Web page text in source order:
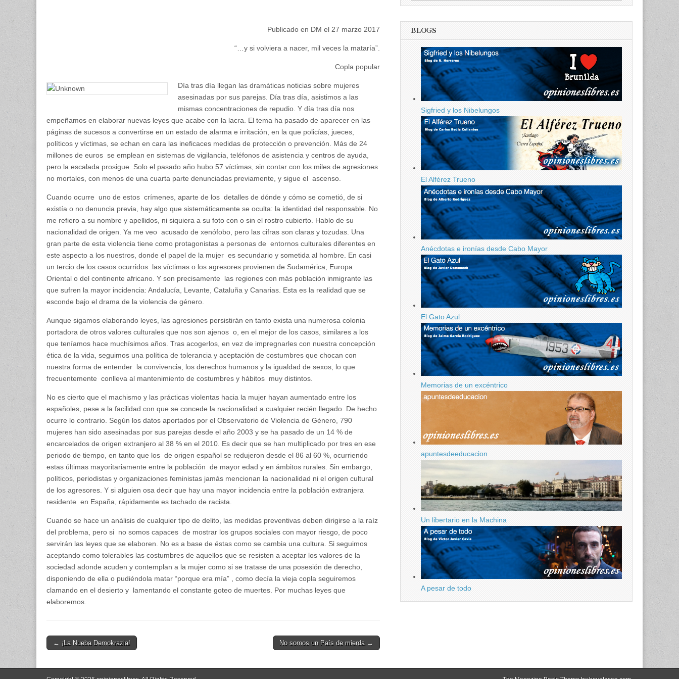
Publicado en DM el 27 marzo 2017
“…y si volviera a nacer, mil veces la mataría”.
Copla popular
Día tras día llegan las dramáticas noticias sobre mujeres
asesinadas por sus parejas. Día tras día, asistimos a las
mismas concentraciones de repudio. Y día tras día nos
empeñamos en elaborar nuevas leyes que acabe con la lacra. El tema ha pasado de aparecer en las
páginas de sucesos a convertirse en un estado de alarma e irritación, en la que policías, jueces,
políticos y víctimas, se echan en cara las ineficaces medidas de protección o prevención. Más de 24
millones de euros se emplean en sistemas de vigilancia, teléfonos de asistencia y centros de ayuda,
pero la escalada prosigue. Solo el pasado año hubo 57 víctimas, sin contar con los miles de agresiones
no mortales, con menos de una cuarta parte denunciadas previamente, y sigue el ascenso.
Cuando ocurre uno de estos crímenes, aparte de los detalles de dónde y cómo se cometió, de si
existía o no denuncia previa, hay algo que sistemáticamente se oculta: la identidad del responsable. No
me refiero a su nombre y apellidos, ni siquiera a su foto con o sin el rostro cubierto. Hablo de su
nacionalidad de origen. Ya me veo acusado de xenófobo, pero las cifras son claras y tozudas. Una
gran parte de esta violencia tiene como protagonistas a personas de entornos culturales diferentes en
este aspecto a los nuestros, donde el papel de la mujer es secundario y sometida al hombre. En casi
un tercio de los casos ocurridos las víctimas o los agresores provienen de Sudamérica, Europa
Oriental o del continente africano. Y son precisamente las regiones con más población inmigrante las
que sufren la mayor incidencia: Andalucía, Levante, Cataluña y Canarias. Esta es la realidad que se
esconde bajo el drama de la violencia de género.
Aunque sigamos elaborando leyes, las agresiones persistirán en tanto exista una numerosa colonia
portadora de otros valores culturales que nos son ajenos o, en el mejor de los casos, similares a los
que teníamos hace muchísimos años. Tras acogerlos, en vez de impregnarles con nuestra concepción
ética de la vida, seguimos una política de tolerancia y aceptación de costumbres que chocan con
nuestra forma de entender la convivencia, los derechos humanos y la igualdad de sexos, lo que
frecuentemente conlleva al mantenimiento de costumbres y hábitos muy distintos.
No es cierto que el machismo y las prácticas violentas hacia la mujer hayan aumentado entre los
españoles, pese a la facilidad con que se concede la nacionalidad a cualquier recién llegado. De hecho
ocurre lo contrario. Según los datos aportados por el Observatorio de Violencia de Género, 790
mujeres han sido asesinadas por sus parejas desde el año 2003 y se ha pasado de un 14 % de
encarcelados de origen extranjero al 38 % en el 2010. Es decir que se han multiplicado por tres en ese
periodo de tiempo, en tanto que los de origen español se redujeron desde el 86 al 60 %, ocurriendo
estas últimas mayoritariamente entre la población de mayor edad y en ámbitos rurales. Sin embargo,
políticos, periodistas y organizaciones feministas jamás mencionan la nacionalidad ni el origen cultural
de los agresores. Y si alguien osa decir que hay una mayor incidencia entre la población extranjera
residente en España, rápidamente es tachado de racista.
Cuando se hace un análisis de cualquier tipo de delito, las medidas preventivas deben dirigirse a la raíz
del problema, pero si no somos capaces de mostrar los grupos sociales con mayor riesgo, de poco
servirán las leyes que se elaboren. No es a base de éstas como se cambia una cultura. Si seguimos
aceptando como tolerables las costumbres de aquellos que se resisten a aceptar los valores de la
sociedad adonde acuden y contemplan a la mujer como si se tratase de una posesión de derecho,
disponiendo de ella o pudiéndola matar “porque era mía” , como decía la vieja copla seguiremos
clamando en el desierto y lamentando el constante goteo de muertes. Por muchas leyes que
elaboremos.
Post
← ¡La Nueba Demokrazia! No somos un País de mierda →
BLOGS
Sigfried y los Nibelungos
El Alférez Trueno
Anécdotas e ironías desde Cabo Mayor
El Gato Azul
Memorias de un excéntrico
apuntesdeeducacion
Un libertario en la Machina
A pesar de todo